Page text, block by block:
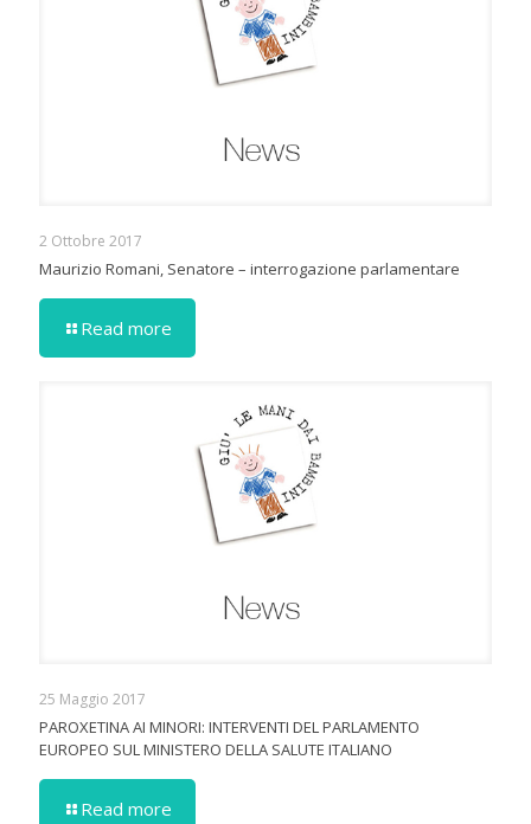
2 Ottobre 2017
Maurizio Romani, Senatore – interrogazione parlamentare
Read more
25 Maggio 2017
PAROXETINA AI MINORI: INTERVENTI DEL PARLAMENTO
EUROPEO SUL MINISTERO DELLA SALUTE ITALIANO
Read more